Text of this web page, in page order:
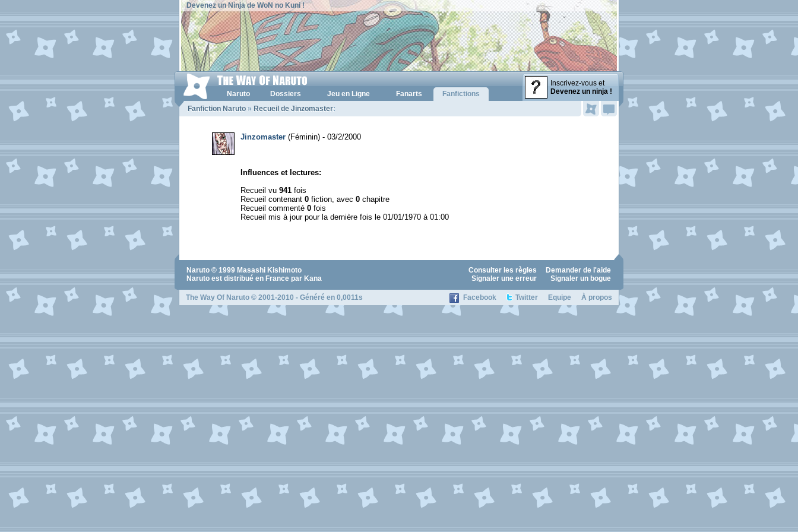
Devenez un Ninja de WoN no Kuni !
Inscrivez-vous et
Devenez un ninja !
Naruto Dossiers Jeu en Ligne Fanarts
Fanfictions
Fanfiction Naruto » Recueil de Jinzomaster:
Jinzomaster (Féminin) - 03/2/2000
Influences et lectures:
Recueil vu 941 fois
Recueil contenant 0 fiction, avec 0 chapitre
Recueil commenté 0 fois
Recueil mis à jour pour la dernière fois le 01/01/1970 à 01:00
Naruto © 1999 Masashi Kishimoto
Naruto est distribué en France par Kana
Demander de l'aide
Consulter les règles
Signaler un bogue
Signaler une erreur
Facebook Twitter Equipe À propos
The Way Of Naruto © 2001-2010 - Généré en 0,0011s